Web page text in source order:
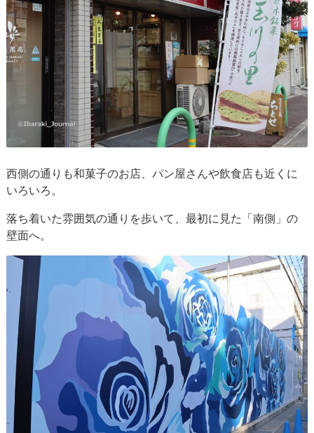
西側の通りも和菓子のお店、パン屋さんや飲食店も近くに
いろいろ。
落ち着いた雰囲気の通りを歩いて、最初に見た「南側」の
壁面へ。